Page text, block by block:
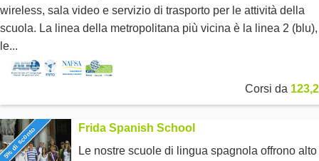
wireless, sala video e servizio di trasporto per le attività della
scuola. La linea della metropolitana più vicina è la linea 2 (blu),
le...
Corsi da
5% di sconto
Frida Spanish School
Le nostre scuole di lingua spagnola offrono alto